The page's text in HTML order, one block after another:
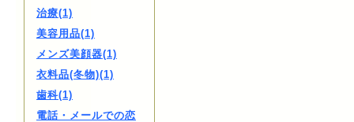
治療(1)
美容用品(1)
メンズ美顔器(1)
衣料品(冬物)(1)
歯科(1)
電話・メールでの恋